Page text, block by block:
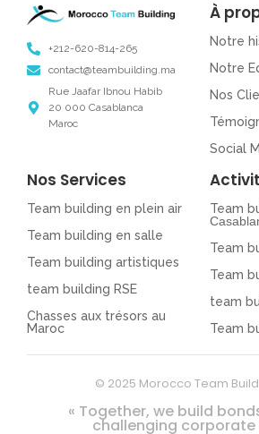
+212-620-814-265
contact@teambuilding.ma
Rue Jaafar Ibnou Habib
20 000 Casablanca
Maroc
À
Notre
Notre
Nos
Social
Nos Services
Team building en plein air
Team building en salle
Team building artistiques
team building RSE
Chasses aux trésors au
Maroc
Team
Team
Team
team
Team
© 2025 Morocco Team
« Together, we build
challenging corporate